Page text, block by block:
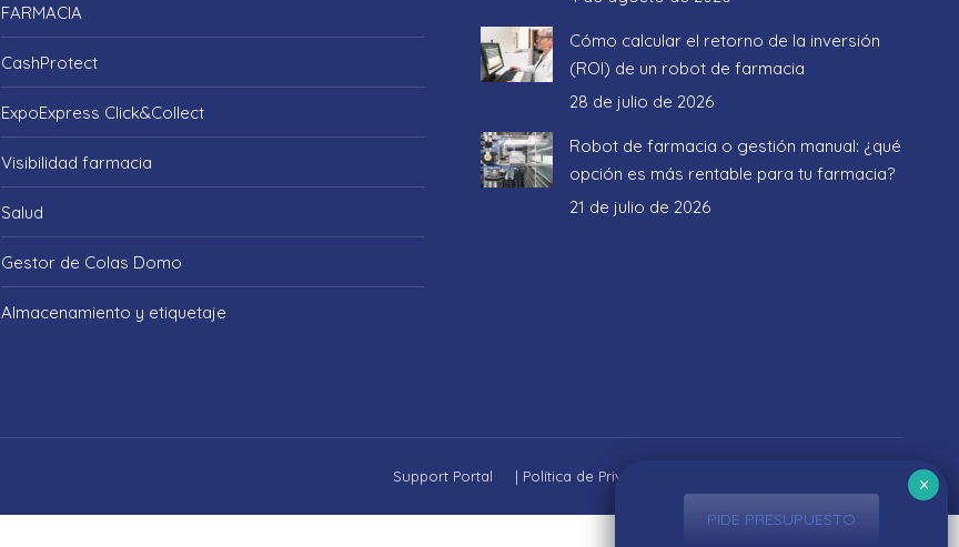
FARMACIA
CashProtect
ExpoExpress Click&Collect
Visibilidad farmacia
Salud
Gestor de Colas Domo
Almacenamiento y etiquetaje
Cómo calcular el retorno de la inversión
(ROI) de un robot de farmacia
28 de julio de 2026
Robot de farmacia o gestión manual: ¿qué
opción es más rentable para tu farmacia?
21 de julio de 2026
Support Portal | Política de Privacidad
PIDE PRESUPUESTO